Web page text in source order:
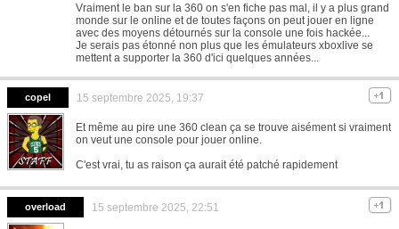
Vraiment le ban sur la 360 on s'en fiche pas mal, il y a plus grand
monde sur le online et de toutes façons on peut jouer en ligne
avec des moyens détournés sur la console une fois hackée...
Je serais pas étonné non plus que les émulateurs xboxlive se
mettent a supporter la 360 d'ici quelques années...
copel 15 septembre 2025, 19:37
Et même au pire une 360 clean ça se trouve aisément si vraiment
on veut une console pour jouer online.
C'est vrai, tu as raison ça aurait été patché rapidement
overload 15 septembre 2025, 22:51